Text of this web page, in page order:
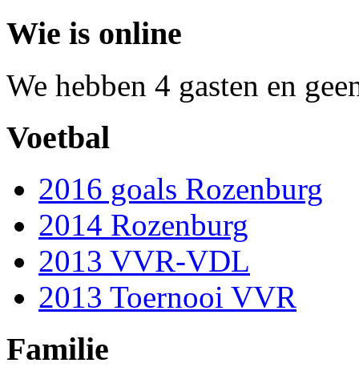
Wie is online
We hebben 4 gasten en
Voetbal
2016 goals Rozenburg
2014 Rozenburg
2013 VVR-VDL
2013 Toernooi VVR
Familie